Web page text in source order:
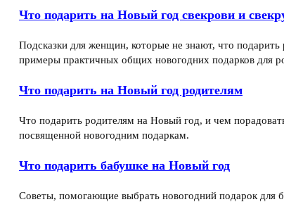
Что подарить на Новый год свекрови и
Подсказки для женщин, которые не знают, что
примеры практичных общих новогодних подарков для
Что подарить на Новый год родителям
Что подарить родителям на Новый год, и чем
посвященной новогодним подаркам.
Что подарить бабушке на Новый год
Советы, помогающие выбрать новогодний подарок для